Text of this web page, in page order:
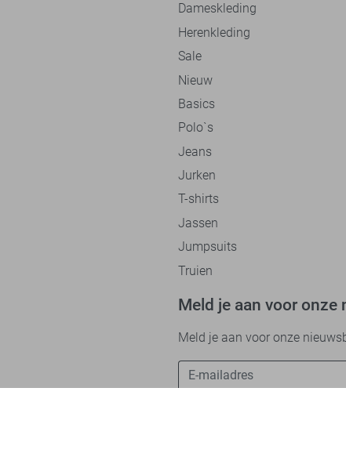
Dameskleding
Herenkleding
Sale
Nieuw
Basics
Polo`s
Jeans
Jurken
T-shirts
Jassen
Jumpsuits
Truien
Meld je aan voor onze
Meld je aan voor onze